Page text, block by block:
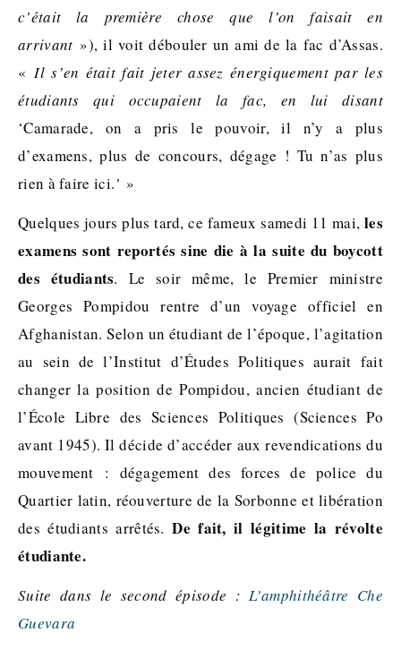
c’était la première chose que l’on faisait en
arrivant »), il voit débouler un ami de la fac d’Assas.
«Il s’en était fait jeter assez énergiquement par les
étudiants qui occupaient la fac, en lui disant
‘Camarade, on a pris le pouvoir, il n’y a plus
d’examens, plus de concours, dégage ! Tu n’as plus
rien à faire ici.’ »
Quelques jours plus tard, ce fameux samedi 11 mai,les
examens sont reportés sine die à la suite du boycott
des étudiants. Le soir même, le Premier ministre
Georges Pompidou rentre d’un voyage officiel en
Afghanistan. Selon un étudiant de l’époque, l’agitation
au sein de l’Institut d’Études Politiques aurait fait
changer la position de Pompidou, ancien étudiant de
l’École Libre des Sciences Politiques (Sciences Po
avant 1945). Il décide d’accéder aux revendications du
mouvement : dégagement des forces de police du
Quartier latin, réouverture de la Sorbonne et libération
des étudiants arrêtés.De fait, il légitime la révolte
étudiante.
Suite dans le second épisode :L’amphithéâtre Che
Guevara